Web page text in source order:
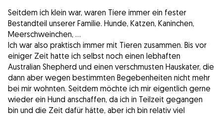
Seitdem ich klein war, waren Tiere immer ein fester
Bestandteil unserer Familie. Hunde, Katzen, Kaninchen,
Meerschweinchen, …
Ich war also praktisch immer mit Tieren zusammen. Bis vor
einiger Zeit hatte ich selbst noch einen lebhaften
Australian Shepherd und einen verschmusten Hauskater, die
dann aber wegen bestimmten Begebenheiten nicht mehr
bei mir wohnten. Seitdem möchte ich mir eigentlich gerne
wieder ein Hund anschaffen, da ich in Teilzeit gegangen
bin und die Zeit dafür hätte, aber ich bin relativ viel